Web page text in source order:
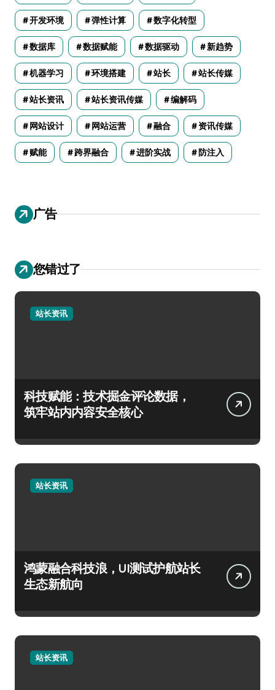
开发环境 弹性计算 数字化转型
数据库 数据赋能 数据驱动 新趋势
机器学习 环境搭建 站长 站长传媒
站长资讯 站长资讯传媒 编解码
网站设计 网站运营 融合 资讯传媒
赋能 跨界融合 进阶实战 防注入
广告
您错过了
站长资讯
科技赋能：技术掘金评论数据，
筑牢站内内容安全核心
站长资讯
鸿蒙融合科技浪，UI测试护航站长
生态新航向
站长资讯